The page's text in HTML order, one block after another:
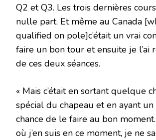
Q2 et Q3. Les trois dernières
nulle part. Et même au Canada
qualified on pole]c’était un vrai
faire un bon tour et ensuite je l’ai
de ces deux séances.
« Mais c’était en sortant quelque
spécial du chapeau et en ayant
chance de le faire au bon moment.
où j’en suis en ce moment, je ne